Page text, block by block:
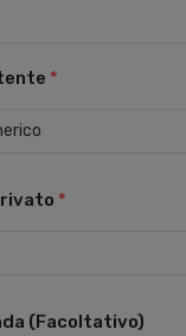
*
*
(Facoltativo)